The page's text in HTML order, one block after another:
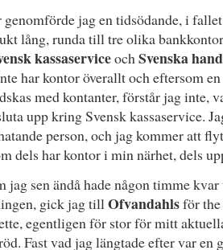
genomförde jag en tidsödande, i
lång, runda till tre olika
kassaserviceochSvenska
har kontor överallt och eftersom
med kontanter, förstår jag inte,
upp kring Svensk kassaservice.
person, och jag kommer att
dels har kontor i min närhet, dels
jag sen ändå hade någon timme
gick jag tillOfvandahlsför the
egentligen för stor för mitt
Fast vad jag längtade efter var en